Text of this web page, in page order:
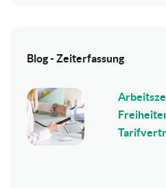
Blog - Zeiterfassung